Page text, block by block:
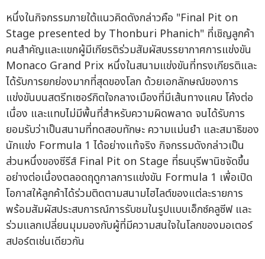
หนึ่งในกิจกรรมภายใต้แนวคิดดังกล่าวคือ "Final Pit on
Stage presented by Thonburi Phanich" ที่เชิญลูกค้า
คนสำคัญและแขกผู้มีเกียรติร่วมสัมผัสบรรยากาศการแข่งขัน
Monaco Grand Prix หนึ่งในสนามแข่งขันที่ทรงเกียรติและ
ได้รับการยกย่องมากที่สุดของโลก ด้วยเอกลักษณ์ของการ
แข่งขันบนสตรีทเซอร์กิตใจกลางเมืองที่มีเส้นทางแคบ โค้งต่อ
เนื่อง และแทบไม่มีพื้นที่สำหรับความผิดพลาด จนได้รับการ
ยอมรับว่าเป็นสนามที่ทดสอบทักษะ ความแม่นยำ และสมาธิของ
นักแข่ง Formula 1 ได้อย่างแท้จริง กิจกรรมดังกล่าวเป็น
ส่วนหนึ่งของซีรีส์ Final Pit on Stage ที่ธนบุรีพานิชจัดขึ้น
อย่างต่อเนื่องตลอดฤดูกาลการแข่งขัน Formula 1 เพื่อเปิด
โอกาสให้ลูกค้าได้ร่วมติดตามสนามไฮไลต์ของแต่ละรายการ
พร้อมสัมผัสประสบการณ์การรับชมในรูปแบบเอ็กซ์คลูซีฟ และ
ร่วมแลกเปลี่ยนมุมมองกับผู้ที่มีความสนใจในโลกของมอเตอร์
สปอร์ตเช่นเดียวกัน